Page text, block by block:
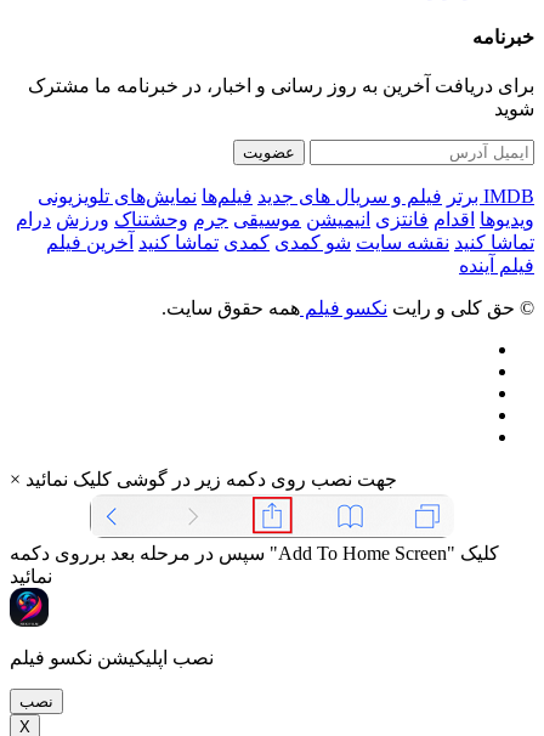
خبرنامه
برای دریافت آخرین به روز رسانی و اخبار، در خبرنامه ما مشترک
شوید
عضویت
IMDB برتر فیلم و سریال های جدید فیلم‌ها نمایش‌های تلویزیونی
ویدیوها اقدام فانتزی انیمیشن موسیقی جرم وحشتناک ورزش درام
تماشا کنید نقشه سایت شو کمدی کمدی تماشا کنید آخرین فیلم
فیلم آینده
© حق کلی و رایت نکسو فیلم همه حقوق سایت.
× جهت نصب روی دکمه زیر در گوشی کلیک نمائید
سپس در مرحله بعد برروی دکمه "Add To Home Screen" کلیک
نمائید
نصب اپلیکیشن نکسو فیلم
نصب
X